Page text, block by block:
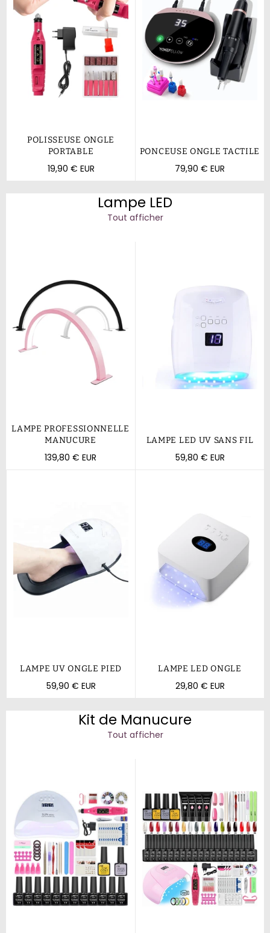
POLISSEUSE ONGLE
PORTABLE
Prix
19,90 € EUR
PONCEUSE ONGLE TACTILE
Prix
79,90 € EUR
Lampe LED
Tout afficher
LAMPE PROFESSIONNELLE
MANUCURE
Prix
139,80 € EUR
LAMPE LED UV SANS FIL
Prix
59,80 € EUR
LAMPE UV ONGLE PIED
Prix
59,90 € EUR
LAMPE LED ONGLE
Prix
29,80 € EUR
Kit de Manucure
Tout afficher